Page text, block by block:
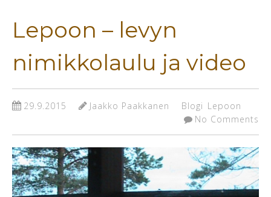
Lepoon – levyn
nimikkolaulu ja video
29.9.2015 Jaakko Paakkanen Blogi Lepoon
No Comments